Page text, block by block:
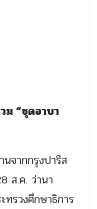
ม “ชุดอาบา
นจากกรุงปารีส
ส.ค. ว่านา
ทรวงศึกษาธิการ